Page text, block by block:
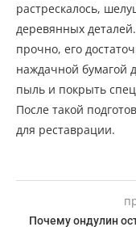
растрескалось,
деревянных
прочно, его
наждачной бумагой
пыль и покрыть
После такой
для реставрации.
Почему ондулин